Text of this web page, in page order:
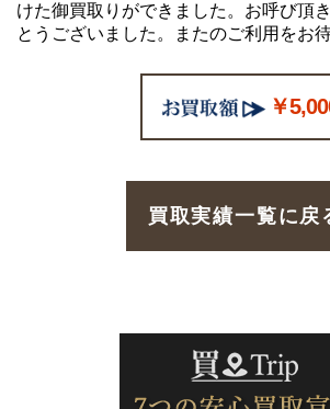
けた御買取りができました。お呼び頂
とうございました。またのご利用をお
￥
買取実績一覧に戻